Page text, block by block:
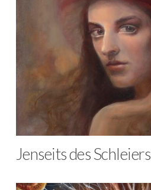
Jenseits des Schleiers